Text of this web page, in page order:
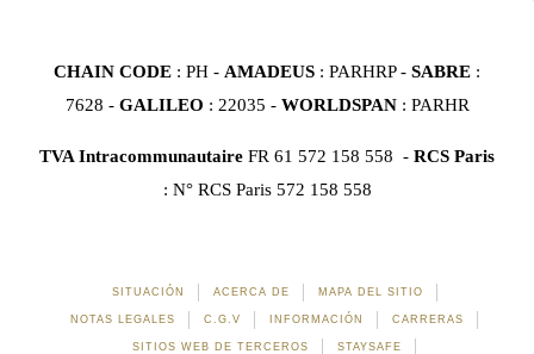
CHAIN CODE : PH - AMADEUS : PARHRP - SABRE :
7628 - GALILEO : 22035 - WORLDSPAN : PARHR
TVA Intracommunautaire FR 61 572 158 558 - RCS Paris
: N° RCS Paris 572 158 558
SITUACIÓN ACERCA DE MAPA DEL SITIO
NOTAS LEGALES C.G.V INFORMACIÓN CARRERAS
SITIOS WEB DE TERCEROS STAYSAFE